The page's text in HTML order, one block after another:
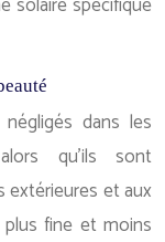
dans les
qu’ils sont
extérieures et aux
fine et moins